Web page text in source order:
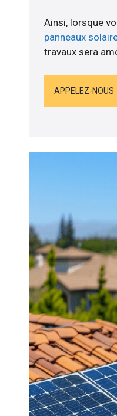
Ainsi, lorsque
panneaux
travaux sera
APPELEZ-NOUS